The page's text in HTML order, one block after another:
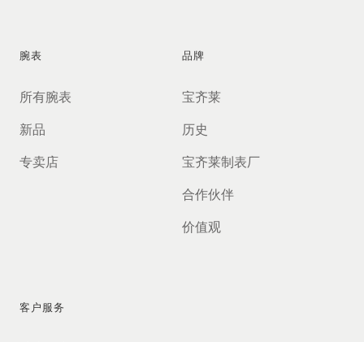
腕表
所有腕表
新品
专卖店
品牌
宝齐莱
历史
宝齐莱制表厂
合作伙伴
价值观
客户服务